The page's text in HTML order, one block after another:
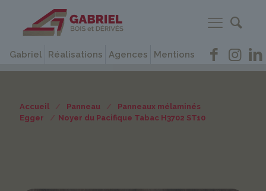
Gabriel Réalisations Agences Mentions
Accueil / Panneau /
Panneaux mélaminés
Egger
/ Noyer du Pacifique Tabac H3702 ST10